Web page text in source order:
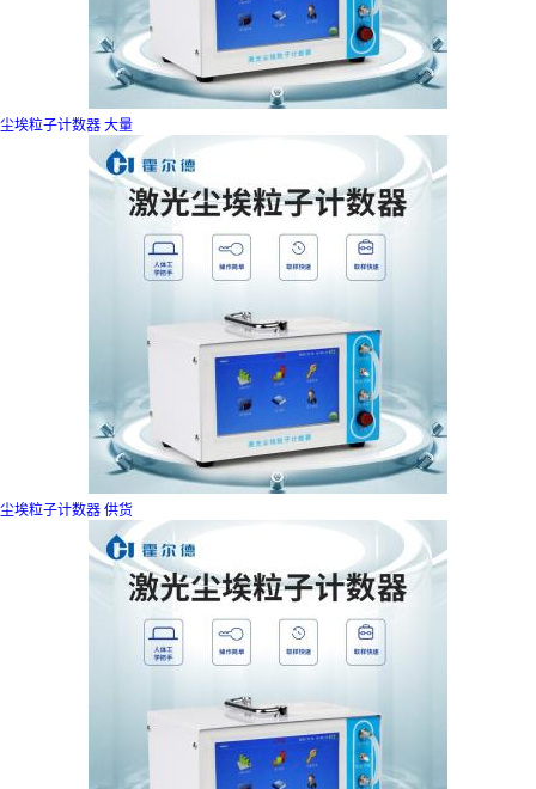
尘埃粒子计数器 大量
尘埃粒子计数器 供货